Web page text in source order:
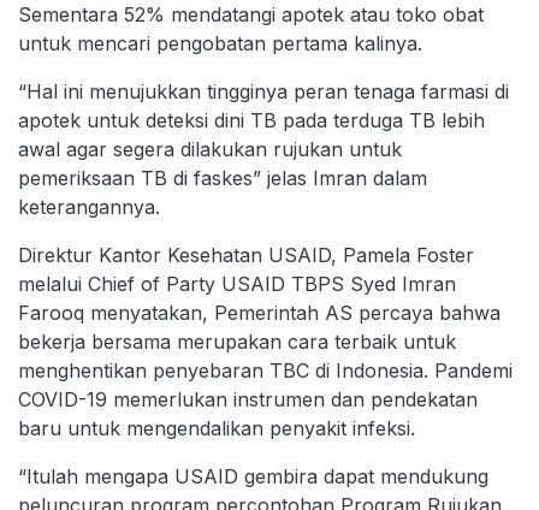
Sementara 52% mendatangi apotek atau toko obat
untuk mencari pengobatan pertama kalinya.
“Hal ini menujukkan tingginya peran tenaga farmasi di
apotek untuk deteksi dini TB pada terduga TB lebih
awal agar segera dilakukan rujukan untuk
pemeriksaan TB di faskes” jelas Imran dalam
keterangannya.
Direktur Kantor Kesehatan USAID, Pamela Foster
melalui Chief of Party USAID TBPS Syed Imran
Farooq menyatakan, Pemerintah AS percaya bahwa
bekerja bersama merupakan cara terbaik untuk
menghentikan penyebaran TBC di Indonesia. Pandemi
COVID-19 memerlukan instrumen dan pendekatan
baru untuk mengendalikan penyakit infeksi.
“Itulah mengapa USAID gembira dapat mendukung
peluncuran program percontohan Program Rujukan